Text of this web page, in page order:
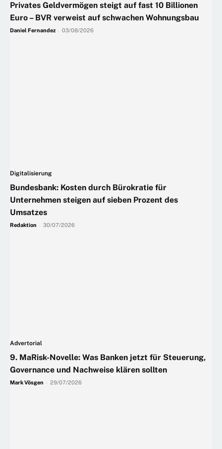
Privates Geldvermögen steigt auf fast 10 Billionen
Euro – BVR verweist auf schwachen Wohnungsbau
Daniel Fernandez 03/08/2026
Digitalisierung
Bundesbank: Kosten durch Bürokratie für
Unternehmen steigen auf sieben Prozent des
Umsatzes
Redaktion 30/07/2026
Advertorial
9. MaRisk-Novelle: Was Banken jetzt für Steuerung,
Governance und Nachweise klären sollten
Mark Vösgen 29/07/2026